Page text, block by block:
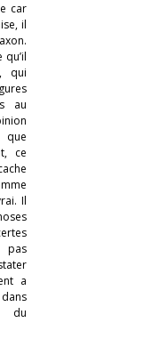
car
il
qui
au
que
ce
Il
pas
a
du